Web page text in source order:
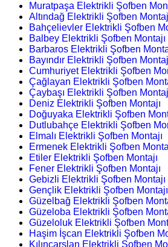
Muratpaşa Elektrikli Şofben
Altındağ Elektrikli Şofben
Bahçelievler Elektrikli Şofben
Balbey Elektrikli Şofben Montajı
Barbaros Elektrikli Şofben
Bayındır Elektrikli Şofben
Cumhuriyet Elektrikli Şofben
Çağlayan Elektrikli Şofben
Çaybaşı Elektrikli Şofben
Deniz Elektrikli Şofben Montajı
Doğuyaka Elektrikli Şofben
Dutlubahçe Elektrikli Şofben
Elmalı Elektrikli Şofben Montajı
Ermenek Elektrikli Şofben
Etiler Elektrikli Şofben Montajı
Fener Elektrikli Şofben Montajı
Gebizli Elektrikli Şofben Montajı
Gençlik Elektrikli Şofben Montajı
Güzelbağ Elektrikli Şofben
Güzeloba Elektrikli Şofben
Güzeloluk Elektrikli Şofben
Haşim İşcan Elektrikli Şofben
Kılınçarslan Elektrikli Şofben